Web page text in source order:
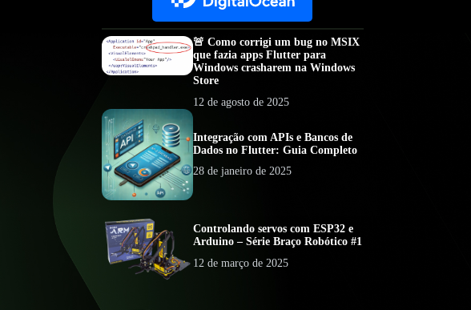
🚨 Como corrigi um bug no MSIX
que fazia apps Flutter para
Windows crasharem na Windows
Store
12 de agosto de 2025
Integração com APIs e Bancos de
Dados no Flutter: Guia Completo
28 de janeiro de 2025
Controlando servos com ESP32 e
Arduino – Série Braço Robótico #1
12 de março de 2025